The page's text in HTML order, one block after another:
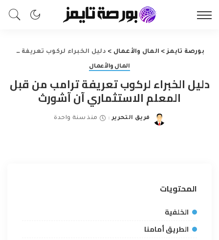
بورصة تايمز> المال والأعمال > دليل الخبراء لركوب تعريفة ترامب من قبل المعلم الاستثماري آن آشورث
المال والأعمال
دليل الخبراء لركوب تعريفة ترامب من قبل
المعلم الاستثماري آن آشورث
Posted
فريق التحرير منذ سنة واحدة
المحتويات
الخلفية
الطريق أمامنا